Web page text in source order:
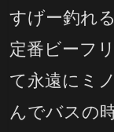
すげー釣れ
定番ビーフ
て永遠にミ
んでバスの